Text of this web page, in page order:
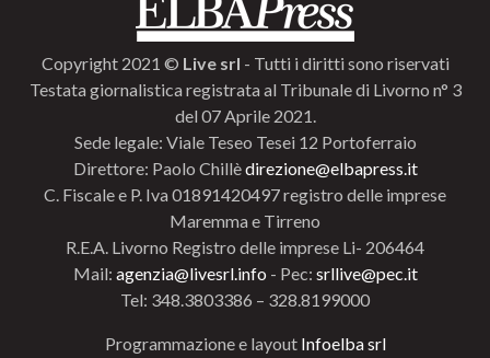
Copyright 2021 © Live srl - Tutti i diritti sono riservati
Testata giornalistica registrata al Tribunale di Livorno n° 3
del 07 Aprile 2021.
Sede legale: Viale Teseo Tesei 12 Portoferraio
Direttore: Paolo Chillèdirezione@elbapress.it
C. Fiscale e P. Iva 01891420497 registro delle imprese
Maremma e Tirreno
R.E.A. Livorno Registro delle imprese Li- 206464
Mail: agenzia@livesrl.info - Pec: srllive@pec.it
Tel: 348.3803386 – 328.8199000
Programmazione e layout Infoelba srl